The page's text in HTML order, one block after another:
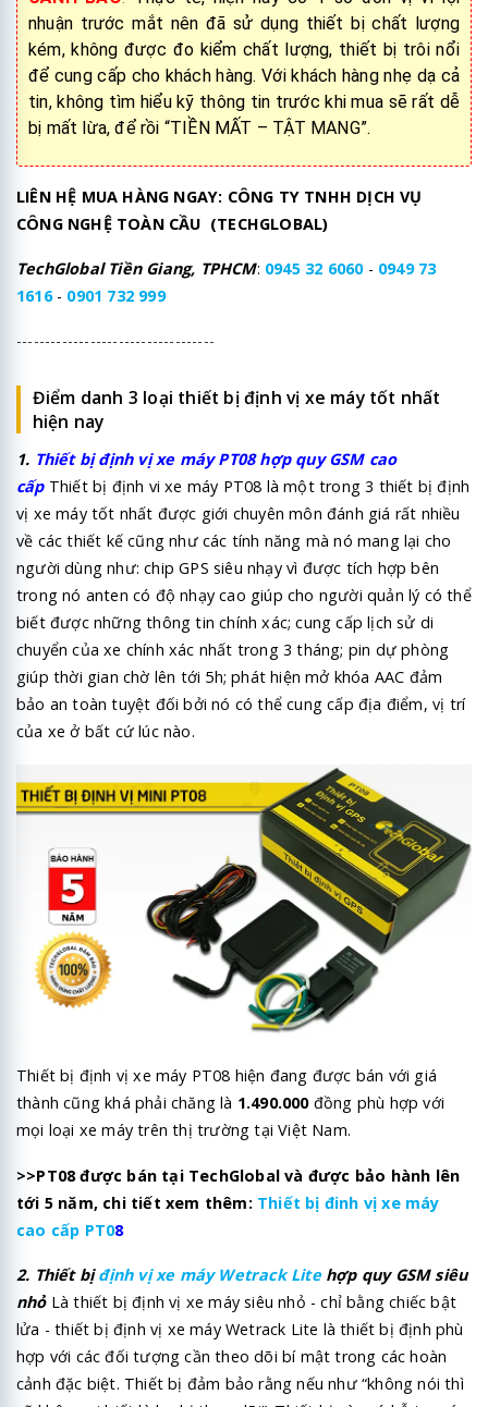
nhuận trước mắt nên đã sử dụng thiết bị chất lượng
kém, không được đo kiểm chất lượng, thiết bị trôi nổi
để cung cấp cho khách hàng. Với khách hàng nhẹ dạ cả
tin, không tìm hiểu kỹ thông tin trước khi mua sẽ rất dễ
bị mất lừa, để rồi “TIỀN MẤT – TẬT MANG”.
LIÊN HỆ MUA HÀNG NGAY: CÔNG TY TNHH DỊCH VỤ
CÔNG NGHỆ TOÀN CẦU (TECHGLOBAL)
TechGlobal Tiền Giang, TPHCM: 0945 32 6060- 0949 73
1616- 0901 732 999
-----------------------------------
Điểm danh 3 loại thiết bị định vị xe máy tốt nhất
hiện nay
1. Thiết bịđịnh vị xe máy PT08hợp quy GSM cao
cấp Thiết bị định vi xe máy PT08 là một trong 3 thiết bị định
vị xe máy tốt nhất được giới chuyên môn đánh giá rất nhiều
về các thiết kế cũng như các tính năng mà nó mang lại cho
người dùng như: chip GPS siêu nhạy vì được tích hợp bên
trong nó anten có độ nhạy cao giúp cho người quản lý có thể
biết được những thông tin chính xác; cung cấp lịch sử di
chuyển của xe chính xác nhất trong 3 tháng; pin dự phòng
giúp thời gian chờ lên tới 5h; phát hiện mở khóa AAC đảm
bảo an toàn tuyệt đối bởi nó có thể cung cấp địa điểm, vị trí
của xe ở bất cứ lúc nào.
Thiết bị định vị xe máy PT08 hiện đang được bán với giá
thành cũng khá phải chăng là 1.490.000đồng phù hợp với
mọi loại xe máy trên thị trường tại Việt Nam.
>>PT08 được bán tại TechGlobal và được bảo hành lên
tới 5 năm, chi tiết xem thêm: Thiết bị đinh vị xe máy
cao cấp PT08
2. Thiết bịđịnh vị xe máy Wetrack Lite hợp quy GSM siêu
nhỏLà thiết bị định vị xe máy siêu nhỏ - chỉ bằng chiếc bật
lửa - thiết bị định vị xe máy Wetrack Lite là thiết bị định phù
hợp với các đối tượng cần theo dõi bí mật trong các hoàn
cảnh đặc biệt. Thiết bị đảm bảo rằng nếu như “không nói thì